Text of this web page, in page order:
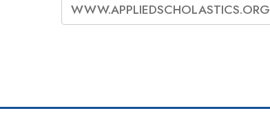
WWW.APPLIEDSCHOLASTICS.ORG